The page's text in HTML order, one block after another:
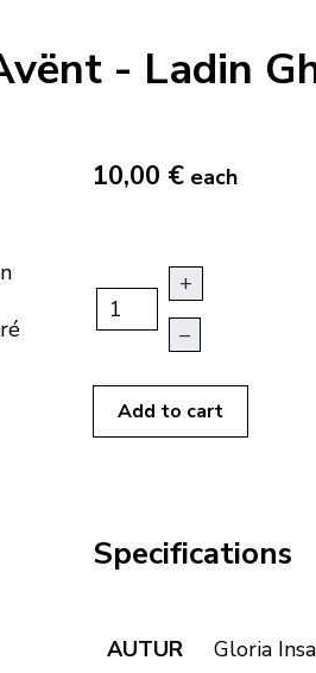
- Ladin
10,00 € each
+
–
Add to cart
Specifications
AUTUR Gloria